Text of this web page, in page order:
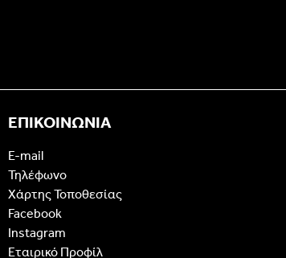
ΕΠΙΚΟΙΝΩΝΙΑ
E-mail
Τηλέφωνο
Χάρτης Τοποθεσίας
Facebook
Instagram
Εταιρικό Προφίλ